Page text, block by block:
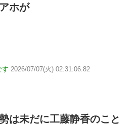
ホが
す 2026/07/07(火) 02:31:06.82
は未だに工藤静香のこと